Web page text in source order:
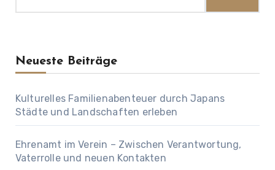
Neueste Beiträge
Kulturelles Familienabenteuer durch Japans
Städte und Landschaften erleben
Ehrenamt im Verein – Zwischen Verantwortung,
Vaterrolle und neuen Kontakten